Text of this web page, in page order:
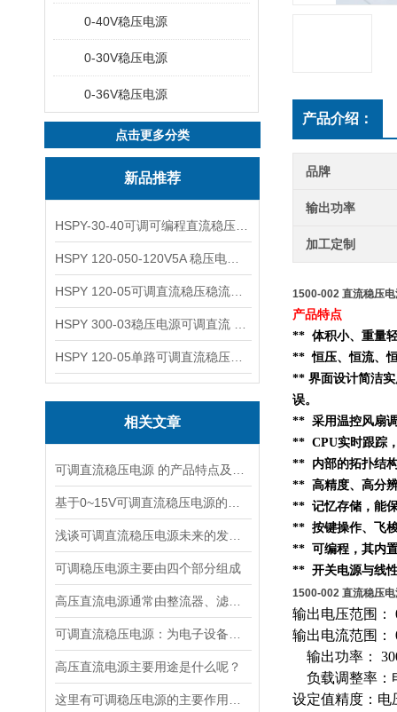
0-40V稳压电源
0-30V稳压电源
0-36V稳压电源
点击更多分类
新品推荐
相关文章
可调稳压电源主要由四个部分组成
高压直流电源主要用途是什么呢？
产品介绍：
品牌
输出功率
加工定制
1500-002 直流稳压
产品特点
** 体积小、重量
** 恒压、恒流、
** 界面设计简洁
误。
** 采用温控风扇
** CPU实时跟踪
** 内部的拓扑结
** 高精度、高分
** 记忆存储，能
** 按键操作、飞
** 可编程，其内
** 开关电源与线
1500-002 直流稳压
输出电压范围：
输出电流范围：
输出功率：
负载调整率：
设定值精度：电